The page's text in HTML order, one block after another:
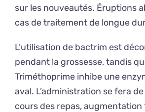
sur les nouveautés. Éruptions
cas de traitement de longue
L’utilisation de bactrim est
pendant la grossesse, tandis
Triméthoprime inhibe une
aval. L’administration se fera
cours des repas,